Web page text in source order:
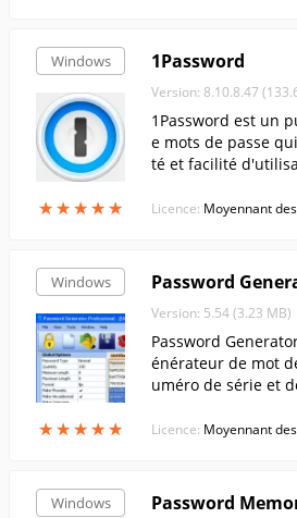
Windows
★★★★★
★★★★★
1Password
Version: 8.10.8.47
1Password est un
e mots de passe
té et facilité
Licence: Moyennant
Windows
★★★★★
★★★★★
Password
Version: 5.54 (3.23 MB)
Password
énérateur de mot
uméro de série et
Licence: Moyennant
Windows Password